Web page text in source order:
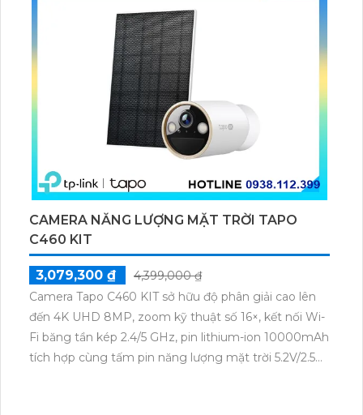
CAMERA NĂNG LƯỢNG MẶT TRỜI TAPO
C460 KIT
3,079,300 ₫
4,399,000 ₫
Camera Tapo C460 KIT sở hữu độ phân giải cao lên
đến 4K UHD 8MP, zoom kỹ thuật số 16×, kết nối Wi-
Fi băng tần kép 2.4/5 GHz, pin lithium-ion 10000mAh
tích hợp cùng tấm pin năng lượng mặt trời 5.2V/2.5W.